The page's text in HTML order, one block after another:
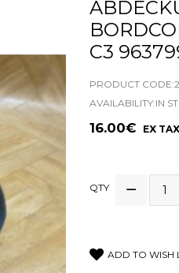
C3
PRODUCT
AVAILABILITY:IN
16.00€ EX
QTY
ADD TO WISH